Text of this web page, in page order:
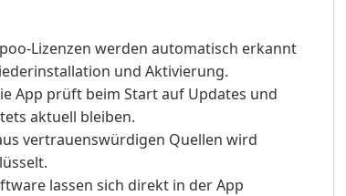
Lizenzen werden automatisch erkannt
und Aktivierung.
App prüft beim Start auf Updates und
aktuell bleiben.
vertrauenswürdigen Quellen wird
lassen sich direkt in der App